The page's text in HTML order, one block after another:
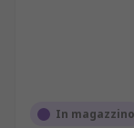
dimensioni
In magazzino